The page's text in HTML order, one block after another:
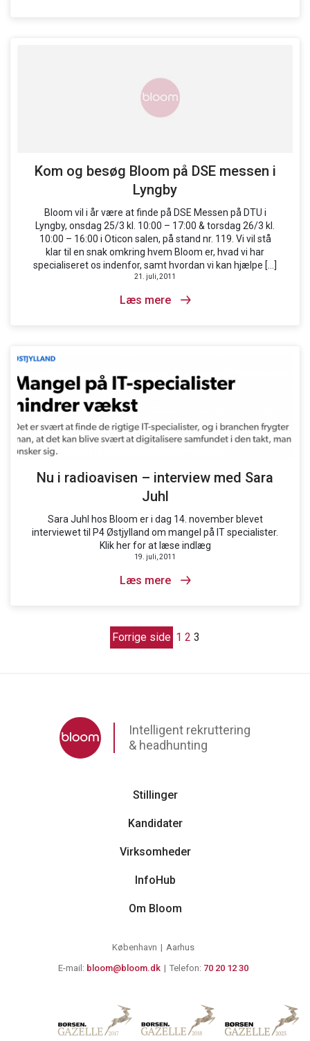
Kom og besøg Bloom på DSE messen i
Lyngby
Bloom vil i år være at finde på DSE Messen på DTU i
Lyngby, onsdag 25/3 kl. 10:00 – 17:00 & torsdag 26/3 kl.
10:00 – 16:00 i Oticon salen, på stand nr. 119. Vi vil stå
klar til en snak omkring hvem Bloom er, hvad vi har
specialiseret os indenfor, samt hvordan vi kan hjælpe […]
21. juli, 2011
Læs mere
Nu i radioavisen – interview med Sara
Juhl
Sara Juhl hos Bloom er i dag 14. november blevet
interviewet til P4 Østjylland om mangel på IT specialister.
Klik her for at læse indlæg
19. juli, 2011
Læs mere
Forrige side 1 2 3
Intelligent rekruttering
& headhunting
Stillinger
Kandidater
Virksomheder
InfoHub
Om Bloom
København
Aarhus
E-mail: bloom@bloom.dk Telefon: 70 20 12 30